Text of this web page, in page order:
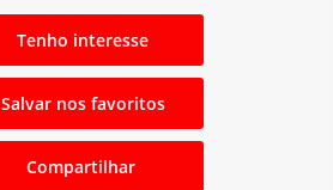
Tenho interesse
Salvar nos favoritos
Compartilhar